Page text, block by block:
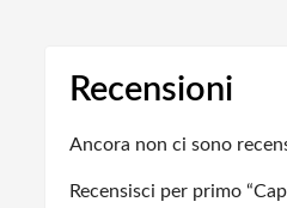
Recensioni
Ancora non ci sono
Recensisci per primo